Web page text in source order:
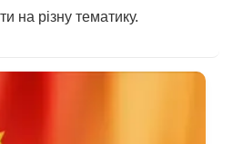
на різну тематику.